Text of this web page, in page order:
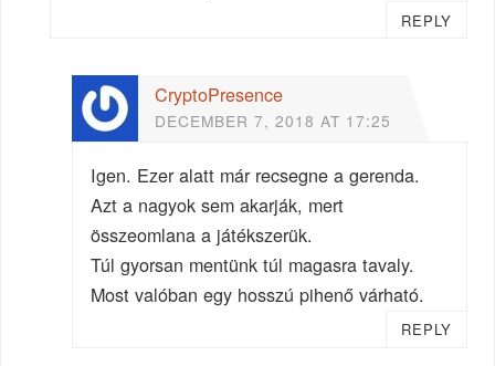
REPLY
CryptoPresence
DECEMBER 7, 2018 AT 17:25
Igen. Ezer alatt már recsegne a gerenda.
Azt a nagyok sem akarják, mert
összeomlana a játékszerük.
Túl gyorsan mentünk túl magasra tavaly.
Most valóban egy hosszú pihenő várható.
REPLY